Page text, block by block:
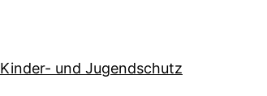
Kinder- und Jugendschutz